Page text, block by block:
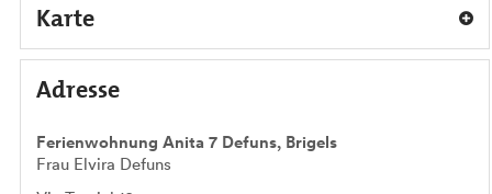
Karte
Adresse
Ferienwohnung Anita 7 Defuns, Brigels
Frau Elvira Defuns